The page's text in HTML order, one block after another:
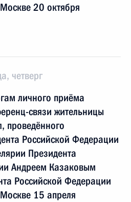
20 октября
четверг
личного приёма
связи жительницы
проведённого
Российской Федерации
Президента
Андреем Казаковым
Российской Федерации
15 апреля